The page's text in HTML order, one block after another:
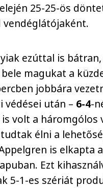
25-25-ös
vendéglátójaként.
ezúttal is
magukat a
jobbára
védései után – 6-4-
volt a háromgólos
élni a
is elkapta
Ezt
5-1-es szériát